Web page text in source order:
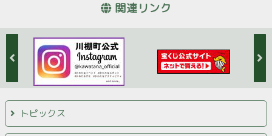
関連リンク
トピックス